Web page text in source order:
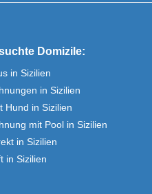
Domizile:
in Sizilien
in Sizilien
Hund in Sizilien
mit Pool in Sizilien
in Sizilien
in Sizilien